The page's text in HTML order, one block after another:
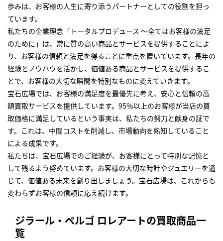
歩みは、お客様の人生に寄り添うパートナーとしての役割を担っ
ています。
私たちの企業理念「トータルプロデュース ～全てはお客様の満足
のために」は、常に質の高い商品とサービスを提供することによ
り、お客様の信頼と満足を得ることに重点を置いています。長年の
経験とノウハウを活かし、価値ある商品とサービスを提供するこ
とで、お客様の大切な瞬間を特別なものに変えていきます。
宝石広場では、お客様の満足度を最優先に考え、安心と信頼の高
額買取サービスを提供しています。95％以上のお客様が当店の買
取価格に満足しているという事実は、私たちの努力と献身の証で
す。これは、中間コストを削減し、市場動向を熟知していること
による成果です。
私たちは、宝石広場でのご経験が、お客様にとって特別な記憶と
して残るよう努めています。お客様の大切な時計やジュエリーを通
じて、価値ある未来を創り出しましょう。宝石広場は、これからも
変わらずお客様の信頼に応え続けます。
ジラール・ペルゴ ロレアートの買取商品一
覧